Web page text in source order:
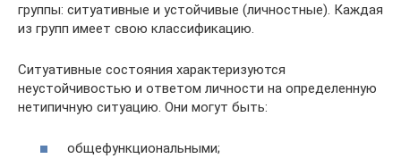
группы: ситуативные и устойчивые (личностные). Каждая
из групп имеет свою классификацию.
Ситуативные состояния характеризуются
неустойчивостью и ответом личности на определенную
нетипичную ситуацию. Они могут быть:
общефункциональными;